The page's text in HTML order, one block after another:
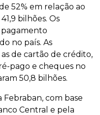
52% em relação ao
bilhões. Os
no país. As
de cartão de crédito,
pago e cheques no
50,8 bilhões.
com base
Central e pela